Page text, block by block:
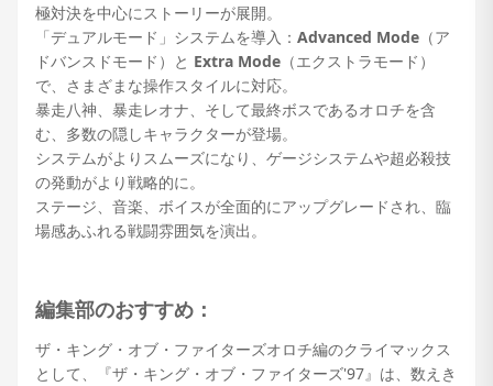
極対決を中心にストーリーが展開。
「デュアルモード」システムを導入： Advanced Mode （ア
ドバンスドモード）と Extra Mode （エクストラモード）
で、さまざまな操作スタイルに対応。
暴走八神、暴走レオナ、そして最終ボスであるオロチを含
む、多数の隠しキャラクターが登場。
システムがよりスムーズになり、ゲージシステムや超必殺技
の発動がより戦略的に。
ステージ、音楽、ボイスが全面的にアップグレードされ、臨
場感あふれる戦闘雰囲気を演出。
編集部のおすすめ：
ザ・キング・オブ・ファイターズオロチ編のクライマックス
として、『ザ・キング・オブ・ファイターズ'97』は、数えき